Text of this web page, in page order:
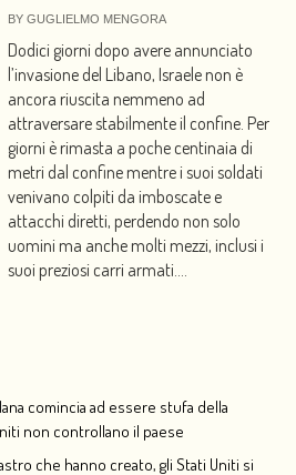
BYGUGLIELMO MENGORA
Dodici giorni dopo avere annunciato
l’invasione del Libano, Israele non è
ancora riuscita nemmeno ad
attraversare stabilmente il confine. Per
giorni è rimasta a poche centinaia di
metri dal confine mentre i suoi soldati
venivano colpiti da imboscate e
attacchi diretti, perdendo non solo
uomini ma anche molti mezzi, inclusi i
suoi preziosi carri armati....
comincia ad essere stufa della
non controllano il paese
che hanno creato, gli Stati Uniti si